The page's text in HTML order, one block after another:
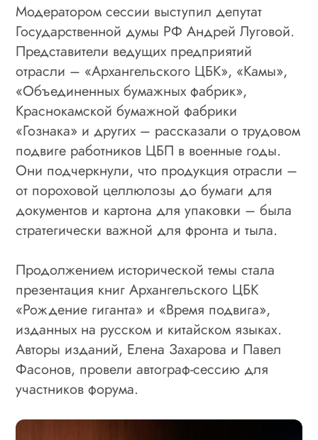
Модератором сессии выступил депутат
Государственной думы РФ Андрей Луговой.
Представители ведущих предприятий
отрасли – «Архангельского ЦБК», «Камы»,
«Объединенных бумажных фабрик»,
Краснокамской бумажной фабрики
«Гознака» и других – рассказали о трудовом
подвиге работников ЦБП в военные годы.
Они подчеркнули, что продукция отрасли –
от пороховой целлюлозы до бумаги для
документов и картона для упаковки – была
стратегически важной для фронта и тыла.
Продолжением исторической темы стала
презентация книг Архангельского ЦБК
«Рождение гиганта» и «Время подвига»,
изданных на русском и китайском языках.
Авторы изданий, Елена Захарова и Павел
Фасонов, провели автограф-сессию для
участников форума.